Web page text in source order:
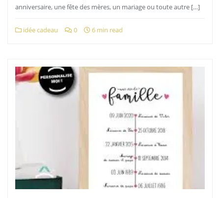
anniversaire, une fête des mères, un mariage ou toute autre […]
idée cadeau 0 6 min read